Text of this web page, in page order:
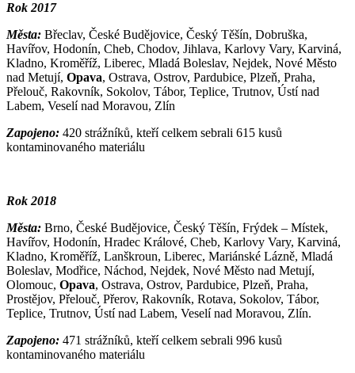
Rok 2017
Města: Břeclav, České Budějovice, Český Těšín, Dobruška,
Havířov, Hodonín, Cheb, Chodov, Jihlava, Karlovy Vary, Karviná,
Kladno, Kroměříž, Liberec, Mladá Boleslav, Nejdek, Nové Město
nad Metují, Opava, Ostrava, Ostrov, Pardubice, Plzeň, Praha,
Přelouč, Rakovník, Sokolov, Tábor, Teplice, Trutnov, Ústí nad
Labem, Veselí nad Moravou, Zlín
Zapojeno: 420 strážníků, kteří celkem sebrali 615 kusů
kontaminovaného materiálu
Rok 2018
Města: Brno, České Budějovice, Český Těšín, Frýdek – Místek,
Havířov, Hodonín, Hradec Králové, Cheb, Karlovy Vary, Karviná,
Kladno, Kroměříž, Lanškroun, Liberec, Mariánské Lázně, Mladá
Boleslav, Modřice, Náchod, Nejdek, Nové Město nad Metují,
Olomouc, Opava, Ostrava, Ostrov, Pardubice, Plzeň, Praha,
Prostějov, Přelouč, Přerov, Rakovník, Rotava, Sokolov, Tábor,
Teplice, Trutnov, Ústí nad Labem, Veselí nad Moravou, Zlín.
Zapojeno: 471 strážníků, kteří celkem sebrali 996 kusů
kontaminovaného materiálu